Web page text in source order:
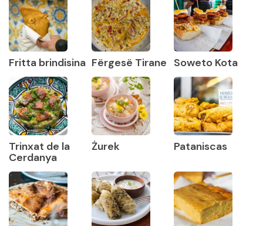
Fritta brindisina Fërgesë Tirane Soweto Kota
Trinxat de la
Cerdanya
Żurek Pataniscas